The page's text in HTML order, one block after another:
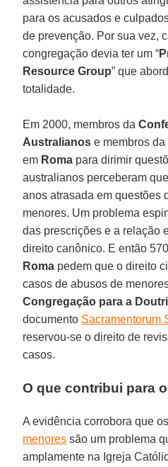
para os acusados e
de prevenção. Por sua vez,
congregação devia ter um “
Resource Group” que
totalidade.
Em 2000, membros da
Australianos e membros da
em Roma para dirimir
australianos perceberam
anos atrasada em questões
menores. Um problema
das prescrições e a relação
direito canônico. E então
Roma pedem que o direito
casos de abusos de
Congregação para a
documento Sacramentorum
reservou-se o direito de
casos.
O que contribui para
A evidência corrobora que
menores são um problema
amplamente na Igreja